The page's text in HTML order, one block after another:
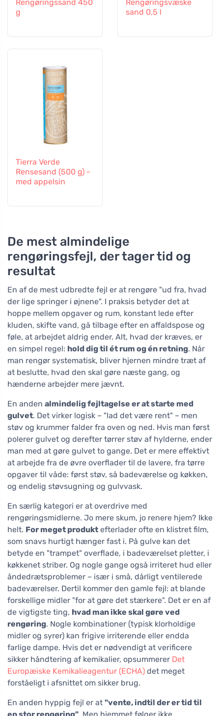
Rengøringssand 450
g
Rengøringsvæske
sand 0,5 l
Tierra Verde
Rensesand (500 g) -
med appelsin
De mest almindelige
rengøringsfejl, der tager tid og
resultat
En af de mest udbredte fejl er at rengøre "ud fra, hvad
der lige springer i øjnene". I praksis betyder det at
hoppe mellem opgaver og rum, konstant lede efter
kluden, skifte vand, gå tilbage efter en affaldspose og
føle, at arbejdet aldrig ender. Alt, hvad der kræves, er
en simpel regel: hold dig til ét rum og én retning. Når
man rengør systematisk, bliver hjernen mindre træt af
at beslutte, hvad den skal gøre næste gang, og
hænderne arbejder mere jævnt.
En anden almindelig fejltagelse er at starte med
gulvet. Det virker logisk – "lad det være rent" – men
støv og krummer falder fra oven og ned. Hvis man først
polerer gulvet og derefter tørrer støv af hylderne, ender
man med at gøre gulvet to gange. Det er mere effektivt
at arbejde fra de øvre overflader til de lavere, fra tørre
opgaver til våde: først støv, så badeværelse og køkken,
og endelig støvsugning og gulvvask.
En særlig kategori er at overdrive med
rengøringsmidlerne. Jo mere skum, jo renere hjem? Ikke
helt. For meget produkt efterlader ofte en klistret film,
som snavs hurtigt hænger fast i. På gulve kan det
betyde en "trampet" overflade, i badeværelset pletter, i
køkkenet striber. Og nogle gange også irriteret hud eller
åndedrætsproblemer – især i små, dårligt ventilerede
badeværelser. Dertil kommer den gamle fejl: at blande
forskellige midler "for at gøre det stærkere". Det er en af
de vigtigste ting, hvad man ikke skal gøre ved
rengøring. Nogle kombinationer (typisk klorholdige
midler og syrer) kan frigive irriterende eller endda
farlige dampe. Hvis det er nødvendigt at verificere
sikker håndtering af kemikalier, opsummerer Det
Europæiske Kemikalieagentur (ECHA) det meget
forståeligt i afsnittet om sikker brug.
En anden hyppig fejl er at "vente, indtil der er tid til